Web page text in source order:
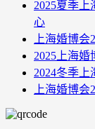
2025夏季上
心
上海婚博
2025上海
2024冬季上
上海婚博